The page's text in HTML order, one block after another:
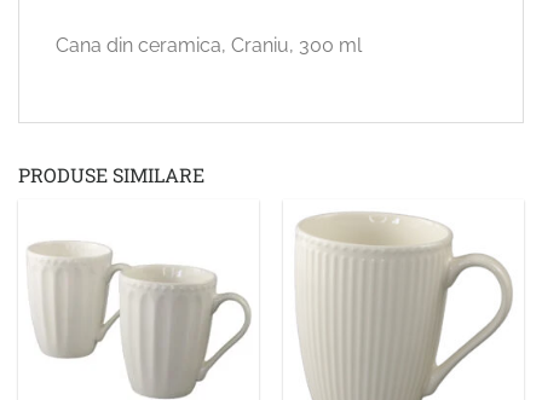
Cana din ceramica, Craniu, 300 ml
PRODUSE SIMILARE